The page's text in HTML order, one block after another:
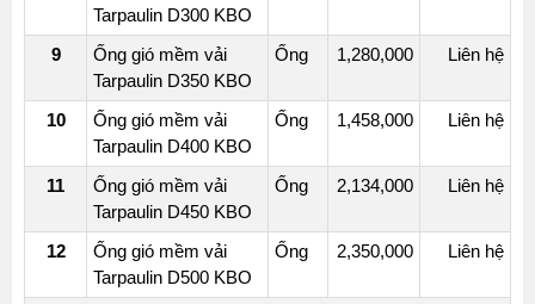
Tarpaulin D300 KBO
9
Ống gió mềm vải
Tarpaulin D350 KBO
Ống 1,280,000 Liên hệ
10
Ống gió mềm vải
Tarpaulin D400 KBO
Ống 1,458,000 Liên hệ
11
Ống gió mềm vải
Tarpaulin D450 KBO
Ống 2,134,000 Liên hệ
12
Ống gió mềm vải
Tarpaulin D500 KBO
Ống 2,350,000 Liên hệ